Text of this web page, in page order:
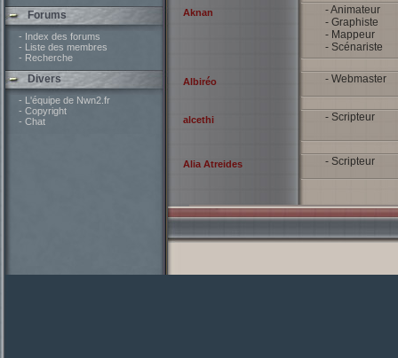
Forums
- Index des forums
- Liste des membres
- Recherche
Divers
- L'équipe de Nwn2.fr
- Copyright
- Chat
Aknan
- Animateur
- Graphiste
- Mappeur
- Scénariste
Albiréo - Webmaster
alcethi - Scripteur
Alia Atreides - Scripteur